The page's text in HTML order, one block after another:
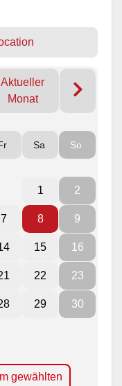
Aktueller
Monat
Sa So
1 2
7 8 9
15 16
22 23
29 30
gewählten